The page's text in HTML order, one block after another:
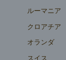
ルーマニア
クロアチア
オランダ
スイス